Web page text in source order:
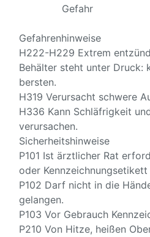
Gefahr
Gefahrenhinweise
H222-H229 Extrem
Behälter steht unter Druck:
bersten.
H319 Verursacht schwere
H336 Kann Schläfrigkeit
verursachen.
Sicherheitshinweise
P101 Ist ärztlicher Rat
oder
P102 Darf nicht in die
gelangen.
P103 Vor Gebrauch
P210 Von Hitze, heißen